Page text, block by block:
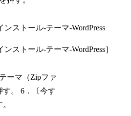
ストール-テーマ-WordPress］
ーマ（Zipファ
。 6．〔今す